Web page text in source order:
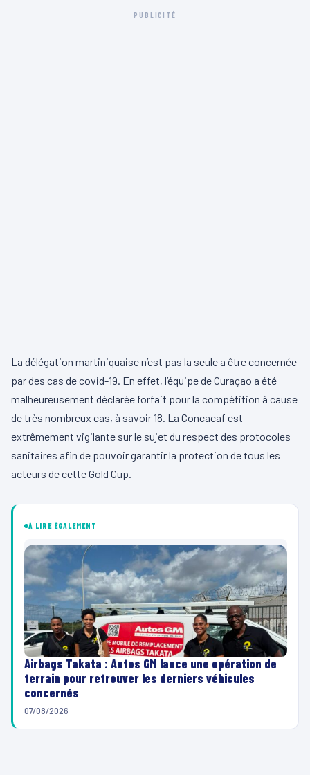
PUBLICITÉ
La délégation martiniquaise n’est pas la seule a être concernée
par des cas de covid-19. En effet, l’équipe de Curaçao a été
malheureusement déclarée forfait pour la compétition à cause
de très nombreux cas, à savoir 18. La Concacaf est
extrêmement vigilante sur le sujet du respect des protocoles
sanitaires afin de pouvoir garantir la protection de tous les
acteurs de cette Gold Cup.
À LIRE ÉGALEMENT
Airbags Takata : Autos GM lance une opération de
terrain pour retrouver les derniers véhicules
concernés
07/08/2026